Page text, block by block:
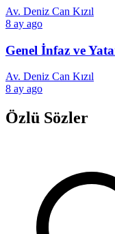
Av. Deniz Can Kızıl
8 ay ago
Genel İnfaz ve
Av. Deniz Can Kızıl
8 ay ago
Özlü Sözler